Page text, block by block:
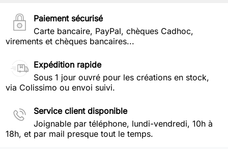
Paiement sécurisé
Carte bancaire, PayPal, chèques Cadhoc,
virements et chèques bancaires...
Expédition rapide
Sous 1 jour ouvré pour les créations en stock,
via Colissimo ou envoi suivi.
Service client disponible
Joignable par téléphone, lundi-vendredi, 10h à
18h, et par mail presque tout le temps.